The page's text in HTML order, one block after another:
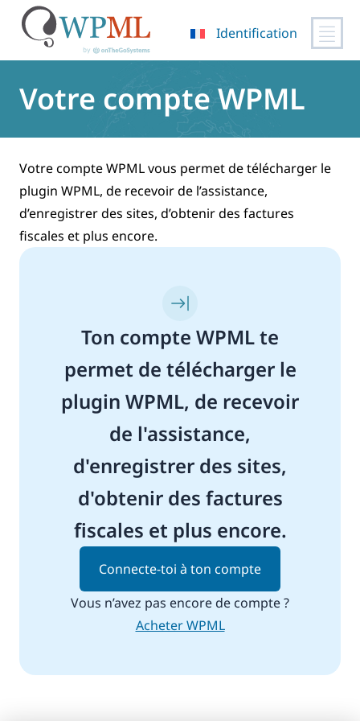
contenu
Identification
Votre compte WPML
Votre compte WPML vous permet de télécharger le
plugin WPML, de recevoir de l’assistance,
d’enregistrer des sites, d’obtenir des factures
fiscales et plus encore.
Ton compte WPML te
permet de télécharger le
plugin WPML, de recevoir
de l'assistance,
d'enregistrer des sites,
d'obtenir des factures
fiscales et plus encore.
Connecte-toi à ton compte
Vous n’avez pas encore de compte ?
Acheter WPML